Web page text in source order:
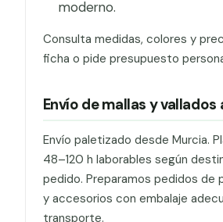
moderno.
Consulta medidas, colores y
ficha o pide presupuesto
Envío de mallas y vallados
Envío paletizado desde Murcia.
48–120 h laborables según
pedido. Preparamos pedidos de
y accesorios con embalaje
transporte.